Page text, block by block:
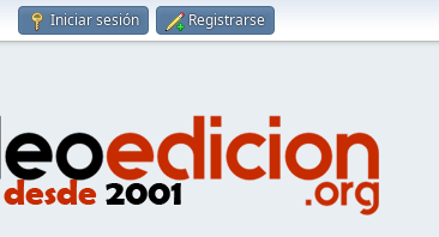
Iniciar sesión Registrarse